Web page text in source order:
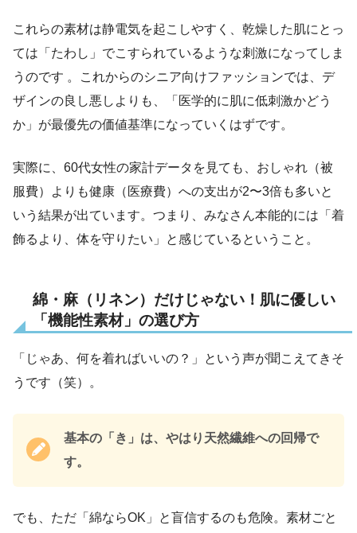
これらの素材は静電気を起こしやすく、乾燥した肌にとっ
ては「たわし」でこすられているような刺激になってしま
うのです 。これからのシニア向けファッションでは、デ
ザインの良し悪しよりも、「医学的に肌に低刺激かどう
か」が最優先の価値基準になっていくはずです。
実際に、60代女性の家計データを見ても、おしゃれ（被
服費）よりも健康（医療費）への支出が2〜3倍も多いと
いう結果が出ています。つまり、みなさん本能的には「着
飾るより、体を守りたい」と感じているということ。
綿・麻（リネン）だけじゃない！肌に優しい
「機能性素材」の選び方
「じゃあ、何を着ればいいの？」という声が聞こえてきそ
うです（笑）。
基本の「き」は、やはり天然繊維への回帰で
す。
でも、ただ「綿ならOK」と盲信するのも危険。素材ごと